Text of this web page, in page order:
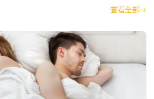
查看全部→